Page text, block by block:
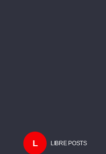
L LIBRE POSTS